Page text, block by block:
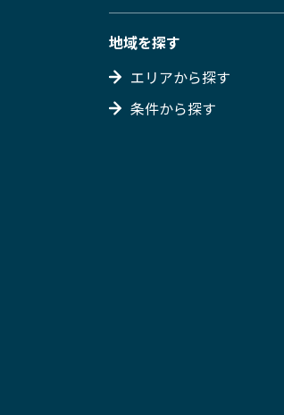
地域を探す
エリアから探す
条件から探す